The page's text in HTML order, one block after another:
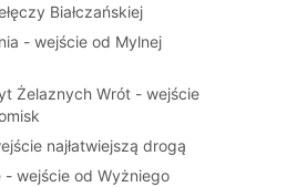
Białczańskiej
- wejście od Mylnej
Żelaznych Wrót - wejście
najłatwiejszą drogą
- wejście od Wyżniego